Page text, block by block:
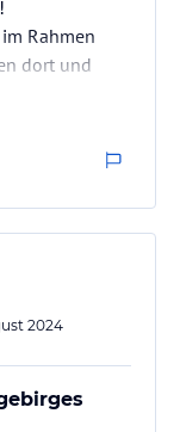
Rahmen
dort und
war
klasse!!
2024